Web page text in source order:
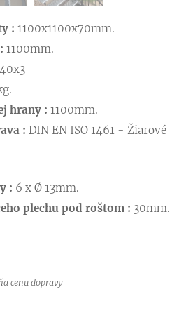
: 1100x1100x70mm.
1100mm.
hrany : 1100mm.
: DIN EN ISO 1461 - Žiarové
: 6 x Ø 13mm.
plechu pod roštom : 30mm.
cenu dopravy